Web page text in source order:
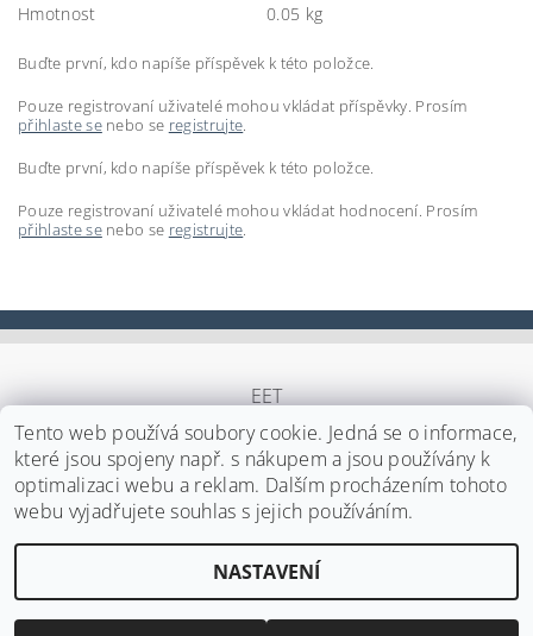
Hmotnost 0.05 kg
Buďte první, kdo napíše příspěvek k této položce.
Pouze registrovaní uživatelé mohou vkládat příspěvky. Prosím
přihlaste senebo se registrujte.
Buďte první, kdo napíše příspěvek k této položce.
Pouze registrovaní uživatelé mohou vkládat hodnocení. Prosím
přihlaste senebo se registrujte.
EET
2026 ©Japa Foods s.r.o. , všechna práva vyhrazenaUpravit nastavení cookies
Vytvořil Shoptet
Tento web používá soubory cookie. Jedná se o informace,
které jsou spojeny např. s nákupem a jsou používány k
optimalizaci webu a reklam. Dalším procházením tohoto
webu vyjadřujete souhlas s jejich používáním.
NASTAVENÍ